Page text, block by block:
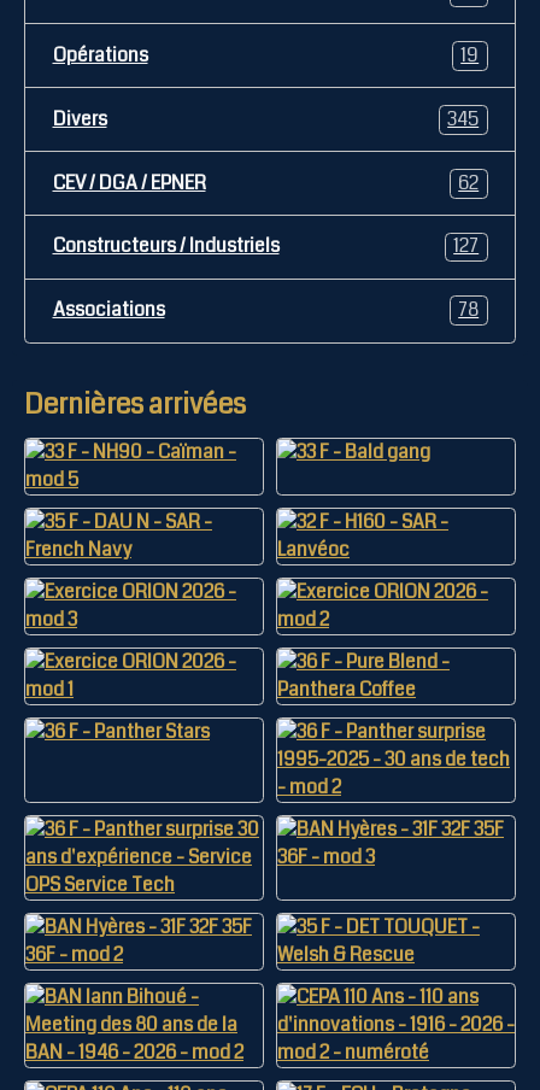
Opérations 19
Divers 345
CEV / DGA / EPNER 62
Constructeurs / Industriels 127
Associations 78
Dernières arrivées